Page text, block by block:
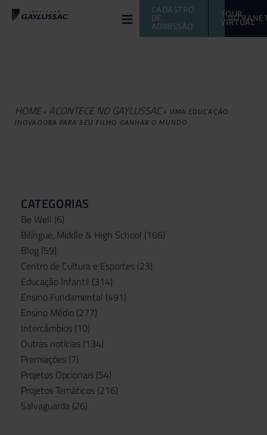
≡
CADASTRO
DE
ADMISSÃO
TOUR
VIRTUAL
HOME » ACONTECE NO GAYLUSSAC »
UMA EDUCAÇÃO
INOVADORA PARA SEU FILHO GANHAR O MUNDO
CATEGORIAS
Be Well (6)
Bilíngue, Middle & High School (166)
Blog (59)
Centro de Cultura e Esportes (23)
Educação Infantil (314)
Ensino Fundamental (491)
Ensino Médio (277)
Intercâmbios (10)
Outras notícias (134)
Premiações (7)
Projetos Opcionais (54)
Projetos Temáticos (216)
Salvaguarda (26)